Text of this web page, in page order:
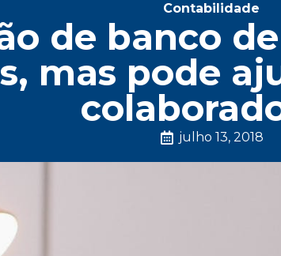
Contabilidade
de banco
mas pode
julho 13, 2018